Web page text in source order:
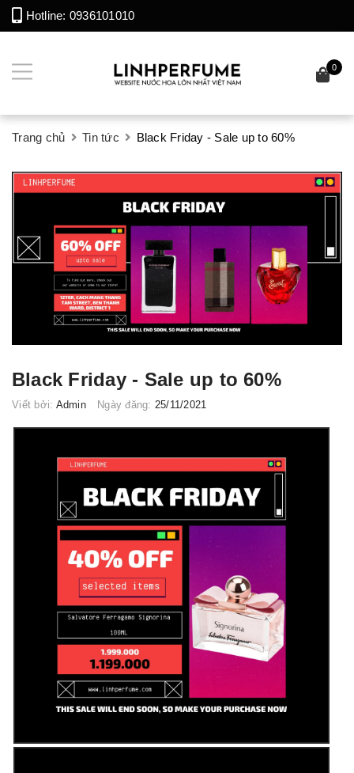
Hotline: 0936101010
0
Trang chủ Tin tức Black Friday - Sale up to 60%
Black Friday - Sale up to 60%
Viết bởi: Admin Ngày đăng: 25/11/2021